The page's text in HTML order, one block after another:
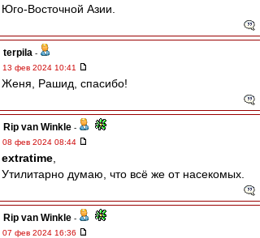
Юго-Восточной Азии.
terpila -
13 фев 2024 10:41
Женя, Рашид, спасибо!
Rip van Winkle -
08 фев 2024 08:44
extratime
Утилитарно думаю, что всё же от насекомых.
Rip van Winkle -
07 фев 2024 16:36